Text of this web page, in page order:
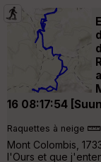
16 08:17:54
Raquettes à neige
Mont Colombis,
l'Ours et que